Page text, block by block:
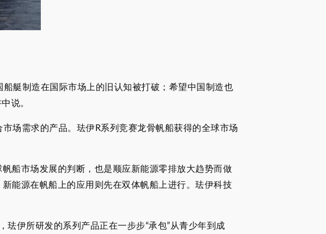
艇制造在国际市场上的旧认知被打破；希望中国制造也
说。
场需求的产品。珐伊R系列竞赛龙骨帆船获得的全球市场
船市场发展的判断，也是顺应新能源零排放大趋势而做
能源在帆船上的应用则先在双体帆船上进行。珐伊科技
伊所研发的系列产品正在一步步“承包”从青少年到成